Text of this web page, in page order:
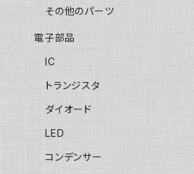
その他のパーツ
電子部品
IC
トランジスタ
ダイオード
LED
コンデンサー